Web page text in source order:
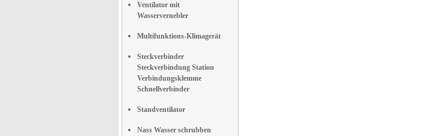
Ventilator mit
Wasservernebler
Multifunktions-Klimagerät
Steckverbinder
Steckverbindung Station
Verbindungsklemme
Schnellverbinder
Standventilator
Nass Wasser schrubben